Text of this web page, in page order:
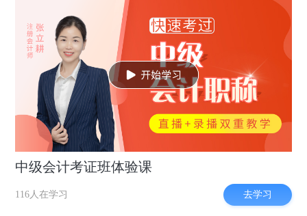
中级会计考证班体验课
116人在学习 去学习